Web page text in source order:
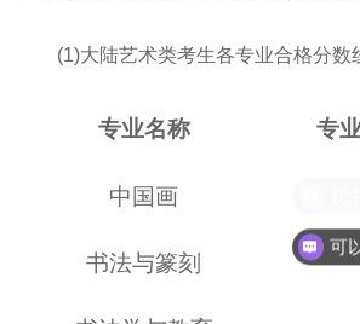
(1)大陆艺术类考生各专业合格分数
专业名称 专
中国画
书法与篆刻